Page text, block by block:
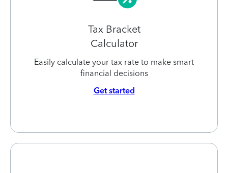
Tax Bracket
Calculator
Easily calculate your tax rate to make smart
financial decisions
Get started